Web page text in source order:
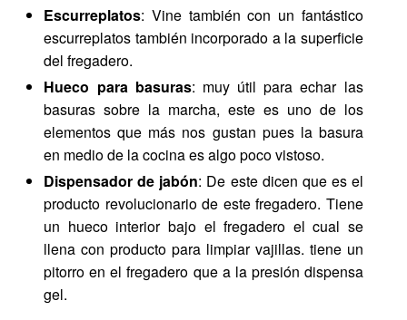
Escurreplatos: Vine también con un fantástico
escurreplatos también incorporado a la superficie
del fregadero.
Hueco para basuras: muy útil para echar las
basuras sobre la marcha, este es uno de los
elementos que más nos gustan pues la basura
en medio de la cocina es algo poco vistoso.
Dispensador de jabón: De este dicen que es el
producto revolucionario de este fregadero. Tiene
un hueco interior bajo el fregadero el cual se
llena con producto para limpiar vajillas. tiene un
pitorro en el fregadero que a la presión dispensa
gel.